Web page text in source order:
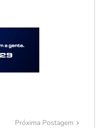
Próxima Postagem